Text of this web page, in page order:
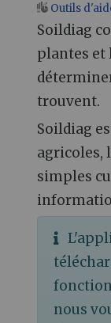
Aller à :
Outils
Soildiag
plantes et
trouvent.
Soildiag
agricoles,
simples
nous